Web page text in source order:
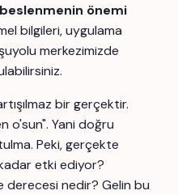
önemi
bilgileri, uygulama
merkezimizde
bir gerçektir.
o'sun". Yani doğru
Peki, gerçekte
etki ediyor?
derecesi nedir? Gelin bu